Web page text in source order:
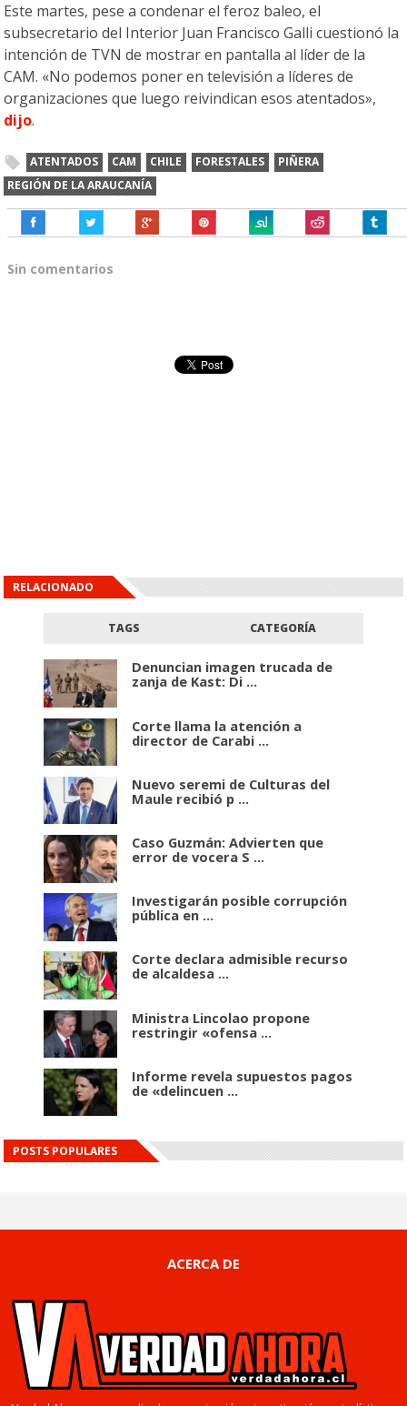
Este martes, pese a condenar el feroz baleo, el
subsecretario del Interior Juan Francisco Galli cuestionó la
intención de TVN de mostrar en pantalla al líder de la
CAM. «No podemos poner en televisión a líderes de
organizaciones que luego reivindican esos atentados»,
dijo.
ATENTADOS CAM CHILE FORESTALES
PIÑERA
REGIÓN DE LA ARAUCANÍA
Sin comentarios
RELACIONADO
TAGS CATEGORÍA
Denuncian imagen trucada de
zanja de Kast: Di ...
Corte llama la atención a
director de Carabi ...
Nuevo seremi de Culturas del
Maule recibió p ...
Caso Guzmán: Advierten que
error de vocera S ...
Investigarán posible corrupción
pública en ...
Corte declara admisible recurso
de alcaldesa ...
Ministra Lincolao propone
restringir «ofensa ...
Informe revela supuestos pagos
de «delincuen ...
POSTS POPULARES
ACERCA DE